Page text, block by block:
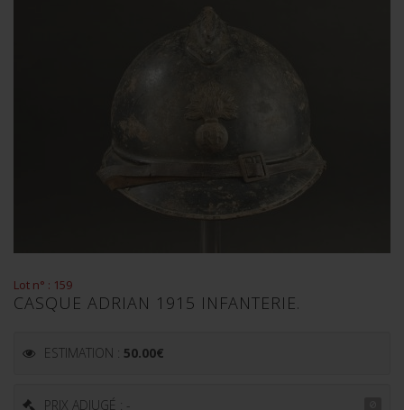
Lot n° : 159
CASQUE ADRIAN 1915 INFANTERIE.
ESTIMATION : 50.00€
PRIX ADJUGÉ : -